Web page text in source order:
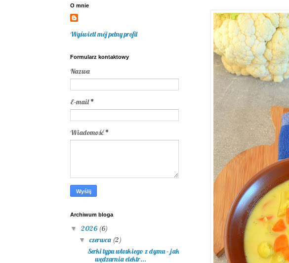
O mnie
Wyświetl mój pełny profil
Formularz kontaktowy
Nazwa
E-mail*
Wiadomość*
Archiwum bloga
▼ 2026 (6)
▼czerwca (2)
Serki typu włoskiego z dymu – jak
wędzarnia elektr...